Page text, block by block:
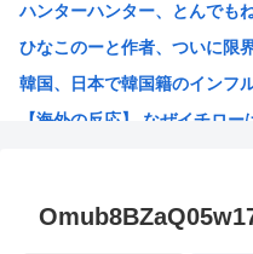
【朗報】 消費減税、閣議決定
まんさん被災地に手作りおに
毎年恒例の中国大洪水。湖北
ハンターハンター、とんでも
ひなこのーと作者、ついに限
韓国、日本で韓国籍のインフ
【海外の反応】 なぜイチロ
「ムクゲェジ漫画」ガチでリ